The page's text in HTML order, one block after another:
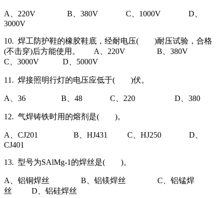
A、220V B、380V C、1000V D、
3000V
10. 焊工防护鞋的橡胶鞋底，经耐电压( )耐压试验，合格
(不击穿)后方能使用。 A、220V B、380V
C、3000V D、5000V
11. 焊接照明行灯的电压应低于( )伏。
A、36 B、48 C、220 D、380
12. 气焊铸铁时用的熔剂是( )。
A、CJ201 B、HJ431 C、HJ250 D、
CJ401
13. 型号为SAlMg-1的焊丝是( )。
A、铝铜焊丝 B、铝镁焊丝 C、铝锰焊
丝 D、铝硅焊丝